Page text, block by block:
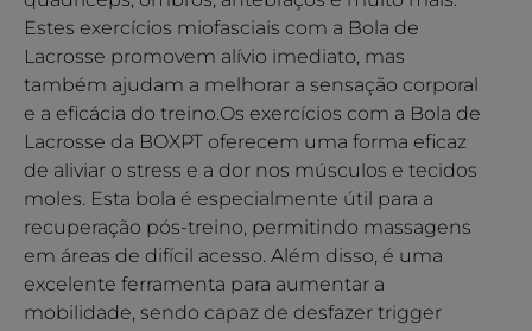
Estes exercícios miofasciais com a Bola de
Lacrosse promovem alívio imediato, mas
também ajudam a melhorar a sensação corporal
e a eficácia do treino.Os exercícios com a Bola de
Lacrosse da BOXPT oferecem uma forma eficaz
de aliviar o stress e a dor nos músculos e tecidos
moles. Esta bola é especialmente útil para a
recuperação pós-treino, permitindo massagens
em áreas de difícil acesso. Além disso, é uma
excelente ferramenta para aumentar a
mobilidade, sendo capaz de desfazer trigger